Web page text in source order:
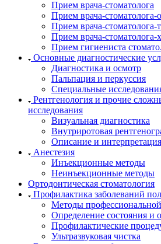
Прием врача-стоматолога
Прием врача-стоматолога-
Прием врача-стоматолога-
Прием врача-стоматолога-
Прием гигиениста
Основные диагностические
Диагностика и осмотр
Пальпация и перкуссия
Специальные
Рентгенология и прочие
исследования
Визуальная диагностика
Внутриротовая
Описание и интерпретация
Анестезия
Инъекционные методы
Неинъекционные методы
Ортодонтическая стоматология
Профилактика заболеваний
Методы
Определение состояния и
Профилактические
Ультразвуковая чистка